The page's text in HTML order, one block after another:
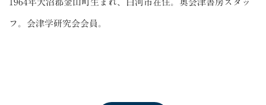
1964年大沼郡金山町生まれ、白河市在住。奥会津書房スタッ
フ。会津学研究会会員。